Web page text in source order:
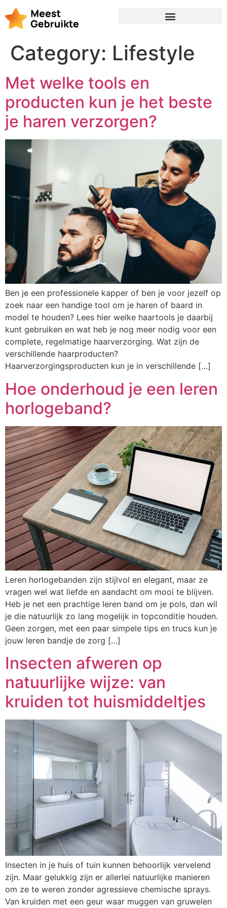
Category: Lifestyle
Met welke tools en
producten kun je het beste
je haren verzorgen?
Ben je een professionele kapper of ben je voor jezelf op
zoek naar een handige tool om je haren of baard in
model te houden? Lees hier welke haartools je daarbij
kunt gebruiken en wat heb je nog meer nodig voor een
complete, regelmatige haarverzorging. Wat zijn de
verschillende haarproducten?
Haarverzorgingsproducten kun je in verschillende […]
Hoe onderhoud je een leren
horlogeband?
Leren horlogebanden zijn stijlvol en elegant, maar ze
vragen wel wat liefde en aandacht om mooi te blijven.
Heb je net een prachtige leren band om je pols, dan wil
je die natuurlijk zo lang mogelijk in topconditie houden.
Geen zorgen, met een paar simpele tips en trucs kun je
jouw leren bandje de zorg […]
Insecten afweren op
natuurlijke wijze: van
kruiden tot huismiddeltjes
Insecten in je huis of tuin kunnen behoorlijk vervelend
zijn. Maar gelukkig zijn er allerlei natuurlijke manieren
om ze te weren zonder agressieve chemische sprays.
Van kruiden met een geur waar muggen van gruwelen